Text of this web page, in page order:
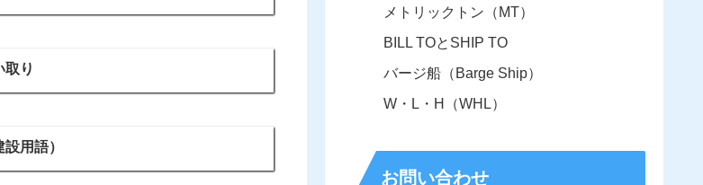
取り
用語）
メトリックトン（MT）
BILL TOとSHIP TO
バージ船（Barge Ship）
W・L・H（WHL）
お問い合わせ